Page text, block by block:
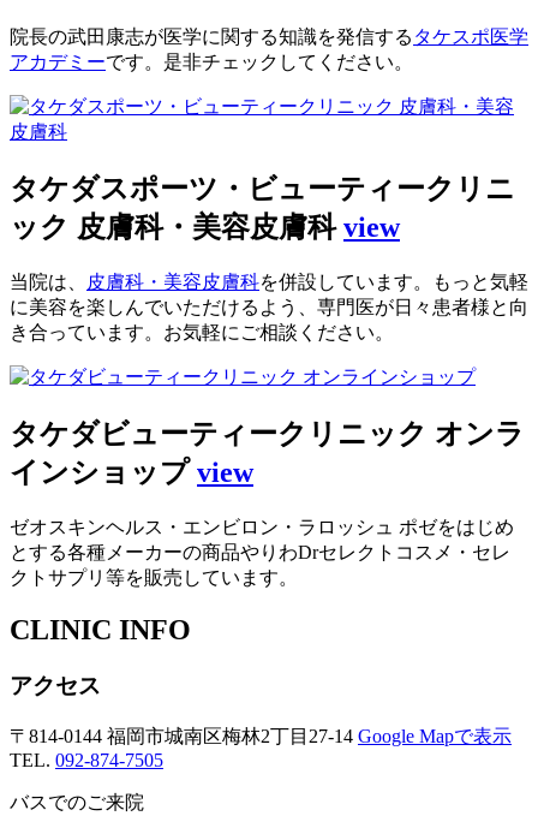
院長の武田康志が医学に関する知識を発信する タケスポ医学
アカデミーです。是非チェックしてください。
タケダスポーツ・ビューティークリニ
ック 皮膚科・美容皮膚科view
当院は、 皮膚科・美容皮膚科を併設しています。もっと気軽
に美容を楽しんでいただけるよう、専門医が日々患者様と向
き合っています。お気軽にご相談ください。
タケダビューティークリニック オンラ
インショップview
ゼオスキンヘルス・エンビロン・ラロッシュ ポゼをはじめ
とする各種メーカーの商品やりわDrセレクトコスメ・セレ
クトサプリ等を販売しています。
CLINIC INFO
アクセス
〒814-0144 福岡市城南区梅林2丁目27-14 Google Mapで表示
TEL. 092-874-7505
バスでのご来院